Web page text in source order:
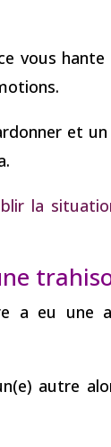
vous
et
la
a eu une
autre